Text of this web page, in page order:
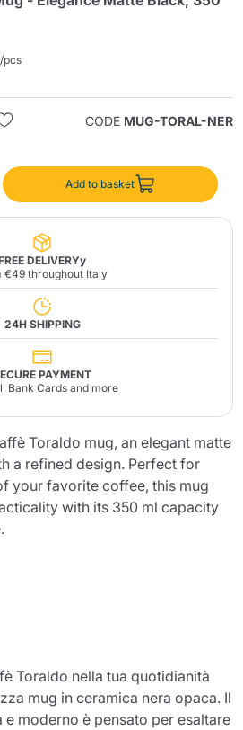
pcs
CODE MUG-TORAL-NER
Add to basket
DELIVERYy
€49 throughout Italy
24H SHIPPING
PAYMENT
Bank Cards and more
Toraldo mug, an elegant matte
a refined design. Perfect for
your favorite coffee, this mug
with its 350 ml capacity
Toraldo nella tua quotidianità
mug in ceramica nera opaca. Il
e moderno è pensato per esaltare